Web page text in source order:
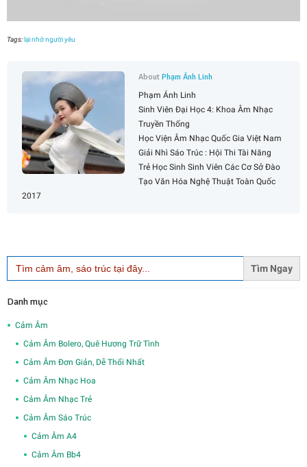
Tags:lại nhớ người yêu
AboutPhạm Ánh Linh
Phạm Ánh Linh
Sinh Viên Đại Học 4: Khoa Âm Nhạc
Truyền Thống
Học Viện Âm Nhạc Quốc Gia Việt Nam
Giải Nhì Sáo Trúc : Hội Thi Tài Năng
Trẻ Học Sinh Sinh Viên Các Cơ Sở Đào
Tạo Văn Hóa Nghệ Thuật Toàn Quốc
2017
Search
for:
Danh mục
Cảm Âm
Cảm Âm Bolero, Quê Hương Trữ Tình
Cảm Âm Đơn Giản, Dễ Thổi Nhất
Cảm Âm Nhạc Hoa
Cảm Âm Nhạc Trẻ
Cảm Âm Sáo Trúc
Cảm Âm A4
Cảm Âm Bb4